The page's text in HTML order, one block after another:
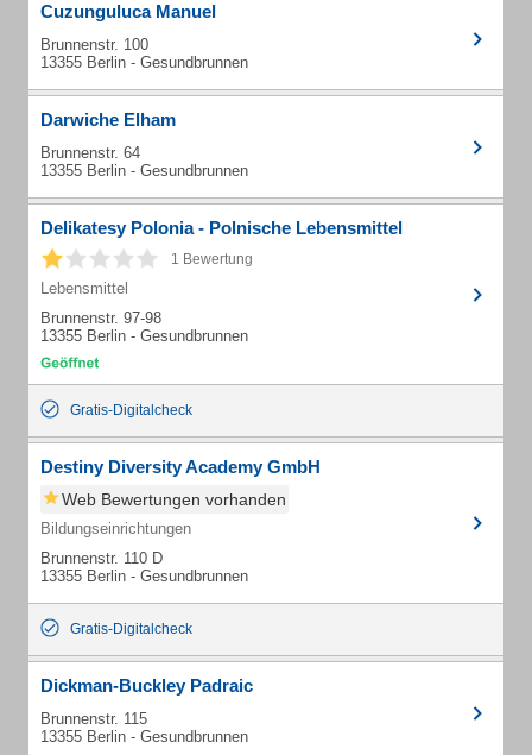
Cuzunguluca Manuel
Brunnenstr. 100
13355 Berlin - Gesundbrunnen
Darwiche Elham
Brunnenstr. 64
13355 Berlin - Gesundbrunnen
Delikatesy Polonia - Polnische Lebensmittel
1 Bewertung
Lebensmittel
Brunnenstr. 97-98
13355 Berlin - Gesundbrunnen
Gratis-Digitalcheck
Destiny Diversity Academy GmbH
Web Bewertungen vorhanden
Bildungseinrichtungen
Brunnenstr. 110 D
13355 Berlin - Gesundbrunnen
Gratis-Digitalcheck
Dickman-Buckley Padraic
Brunnenstr. 115
13355 Berlin - Gesundbrunnen